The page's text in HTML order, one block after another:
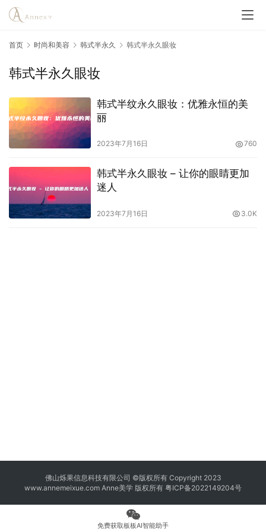
首页 时尚和美容 韩式半永久 韩式半永久眼妆
韩式半永久眼妆
韩式半纹永久眼妆：优雅永恒的美
丽
2023年7月16日 760
韩式半永久眼妆 – 让你的眼睛更加
迷人
2023年7月16日 3.0K
佛山烁果信息科技有限公司 ©版权所有 Copyright 2023
www.annemeixue.com Anne美学 版权所有 粤ICP备2022149204号
免费获取板板AI智能助手